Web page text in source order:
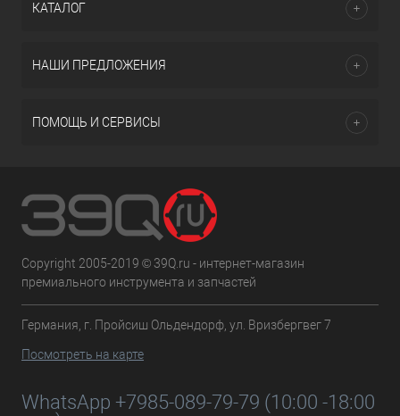
КАТАЛОГ
НАШИ ПРЕДЛОЖЕНИЯ
ПОМОЩЬ И СЕРВИСЫ
Copyright 2005-2019 © 39Q.ru - интернет-магазин
премиального инструмента и запчастей
Германия, г. Пройсиш Ольдендорф, ул. Вризбергвег 7
Посмотреть на карте
WhatsApp +7985-089-79-79 (10:00 -18:00